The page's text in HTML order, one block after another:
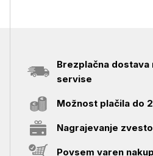
Brezplačna dostava
servise
Možnost plačila do
Nagrajevanje
Povsem varen nakup